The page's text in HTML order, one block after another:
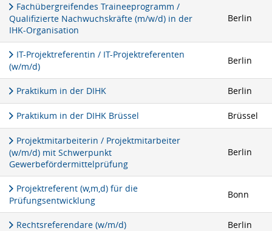
Fachübergreifendes Traineeprogramm /
Qualifizierte Nachwuchskräfte (m/w/d) in der
IHK-Organisation
Berlin
IT-Projektreferentin / IT-Projektreferenten
(w/m/d)
Berlin
Praktikum in der DIHK Berlin
Praktikum in der DIHK Brüssel Brüssel
Projektmitarbeiterin / Projektmitarbeiter
(w/m/d) mit Schwerpunkt
Gewerbefördermittelprüfung
Berlin
Projektreferent (w,m,d) für die
Prüfungsentwicklung
Bonn
Rechtsreferendare (w/m/d) Berlin